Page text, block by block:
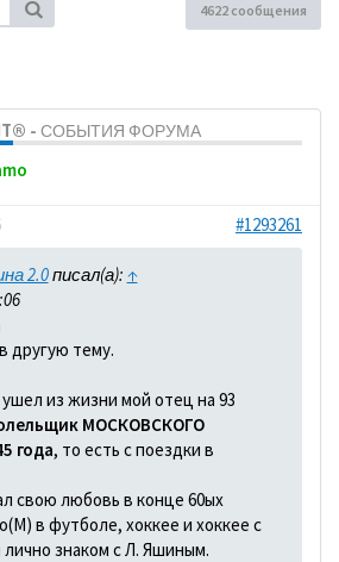
4622 сообщения
IT® - СОБЫТИЯ ФОРУМА
#1293261
2.0писал(а): ↑
другую тему.
из жизни мой отец на 93
МОСКОВСКОГО
года, то есть с поездки в
свою любовь в конце 60ых
в футболе, хоккее и хоккее с
знаком с Л. Яшиным.